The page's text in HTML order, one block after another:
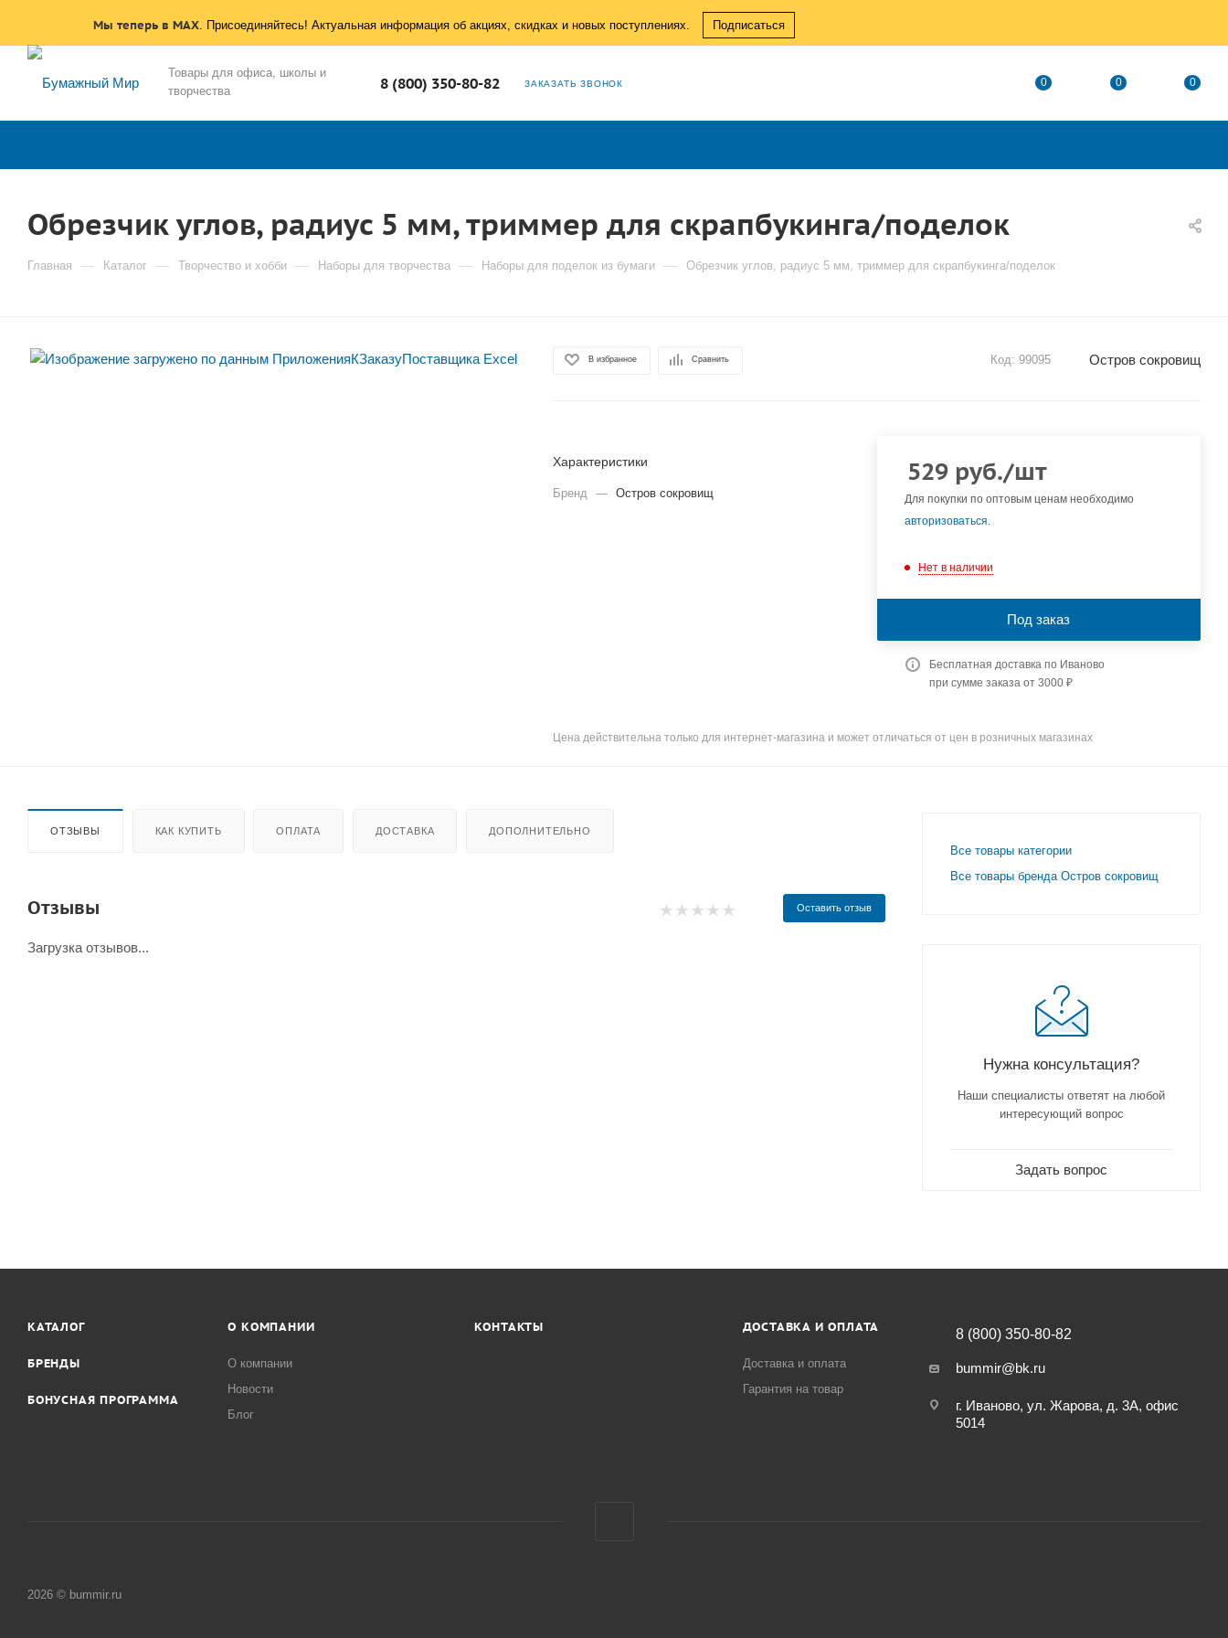
Мы теперь в MAX. Присоединяйтесь! Актуальная информация об акциях, скидках и новых поступлениях. Подписаться
Товары для офиса, школы и
творчества
8 (800) 350-80-82 ЗАКАЗАТЬ ЗВОНОК 0 0 0
Обрезчик углов, радиус 5 мм, триммер для скрапбукинга/поделок
Главная — Каталог — Творчество и хобби — Наборы для творчества — Наборы для поделок из бумаги — Обрезчик углов, радиус 5 мм, триммер для скрапбукинга/поделок
В избранное Сравнить Код: 99095 Остров сокровищ
Характеристики
Бренд — Остров сокровищ
529руб./шт
Для покупки по оптовым ценам необходимо
авторизоваться.
Нет в наличии
Под заказ
Бесплатная доставка по Иваново
при сумме заказа от 3000 ₽
Цена действительна только для интернет-магазина и может отличаться от цен в розничных магазинах
ОТЗЫВЫ КАК КУПИТЬ ОПЛАТА ДОСТАВКА ДОПОЛНИТЕЛЬНО
Отзывы Оставить отзыв
Загрузка отзывов...
Все товары категории
Все товары бренда Остров сокровищ
Нужна консультация?
Наши специалисты ответят на любой
интересующий вопрос
Задать вопрос
КАТАЛОГ
БРЕНДЫ
БОНУСНАЯ ПРОГРАММА
О КОМПАНИИ
О компании
Новости
Блог
КОНТАКТЫ ДОСТАВКА И ОПЛАТА
Доставка и оплата
Гарантия на товар
8 (800) 350-80-82
bummir@bk.ru
г. Иваново, ул. Жарова, д. 3А, офис
5014
2026 © bummir.ru